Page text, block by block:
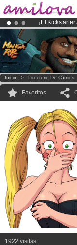
¡ El
¡Conviertete
¡Ya tenemos
Inicio > Directorio De Cómics
Favoritos
1922 visitas